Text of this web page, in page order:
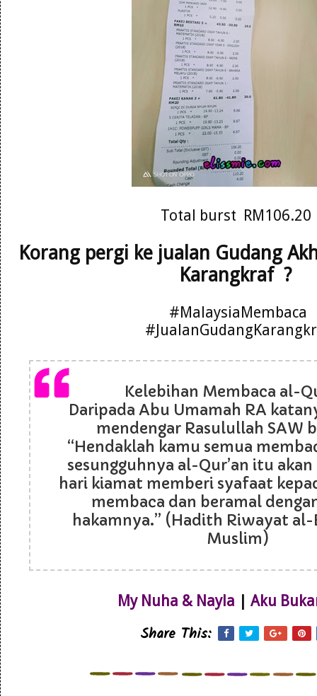
Total burst RM106.20
Korang pergi ke jualan Gudang
Karangkraf ?
#MalaysiaMembaca
Kelebihan Membaca al-
Daripada Abu Umamah RA
mendengar Rasulullah SAW
“Hendaklah kamu semua
sesungguhnya al-Qur’an itu
hari kiamat memberi syafaat
membaca dan beramal
hakamnya.” (Hadith Riwayat
Muslim)
My Nuha & Nayla | Aku
Share This: